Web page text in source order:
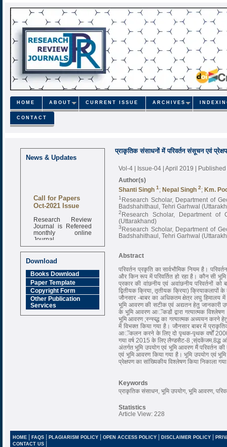
HOME ABOUT CURRENT ISSUE ARCHIVES
CONTACT
News & Updates
Call for Papers
Oct-2021 Issue
Research Review
Journal is Refereed
monthly online
Journal
Impact Factor
6.377 [SJIF]
Download
Books Download
Paper Template
Copyright Form
Other Publication
Services
प्राकृतिक संसाधनों में परिवर्तन संसूचन एवं
Vol-4 | Issue-04 | April 2019 |
Author(s)
Shanti Singh 1 ; Nepal Singh 2; Km.
1 Research Scholar, Department of
Badshahithaul, Tehri Garhwal
2Research Scholar, Department of
(Uttarakhand)
3Research Scholar, Department of
Badshahithaul, Tehri Garhwal
Abstract
परिवर्तन प्रकृति का सार्वभौमिक नियम है।
और किन रूप में परिवर्तित हो रहा है। कौन सी भूमि
प्रकार की वांछनीय एवं अवांछनीय परिवर्तनों
द्वितीयक क्रिया, तृतीयक क्रिया)
जौनसार -बाबर का अधिकतम क्षेत्र लघु हिमालय
भूमि आवरण की सटीक एवं अद्यतन हेतु जानकारी
के भूमि आवरण आॅकडों द्वारा गत्यात्मक
भूमि आवरण ;स्न्स्ब्द्ध का गत्यात्मक अध्ययन करने
में विभक्त किया गया है। जौनसार बाबर में
आॅकलन करने के लिए दो पृथक-पृथक वर्षों
गया वर्ष 2015 के लिए लैण्डसैट-8 ;स्ंदकेंजम.8द्ध
अंतर्गत भूमि उपयोग एवं भूमि आवरण मैं परिवर्तन
एवं भूमि आवरण किया गया है। भूमि उपयोग एवं
प्रेक्षपण का सांख्यिकीय विश्लेषण किया निकाला
Keywords
प्राकृतिक संसाधन, भूमि उपयोग, भूमि आवरण,
Statistics
Article View: 228
HOME| FAQS| PLAGIARISM POLICY| OPEN ACCESS POLICY| DISCLAIMER POLICY |
CONTACT US |